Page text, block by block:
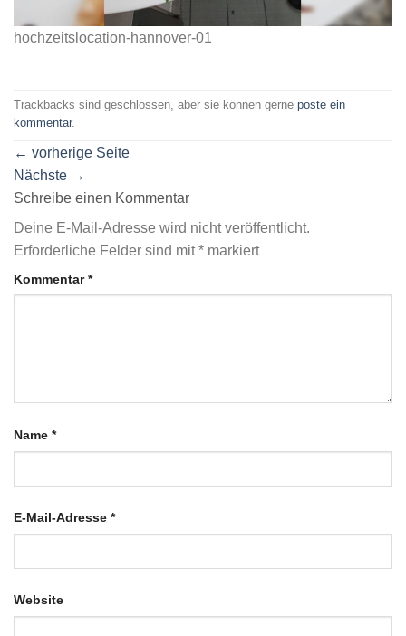
hochzeitslocation-hannover-01
Trackbacks sind geschlossen, aber sie können gerne poste ein
kommentar.
← vorherige Seite
Nächste →
Schreibe einen Kommentar
Deine E-Mail-Adresse wird nicht veröffentlicht.
Erforderliche Felder sind mit* markiert
Kommentar*
Name *
E-Mail-Adresse *
Website